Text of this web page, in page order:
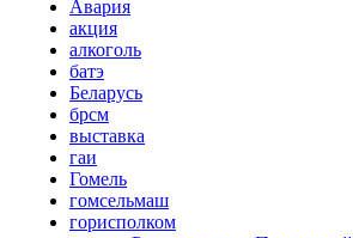
Авария
акция
алкоголь
батэ
Беларусь
брсм
выставка
гаи
Гомель
гомсельмаш
горисполком